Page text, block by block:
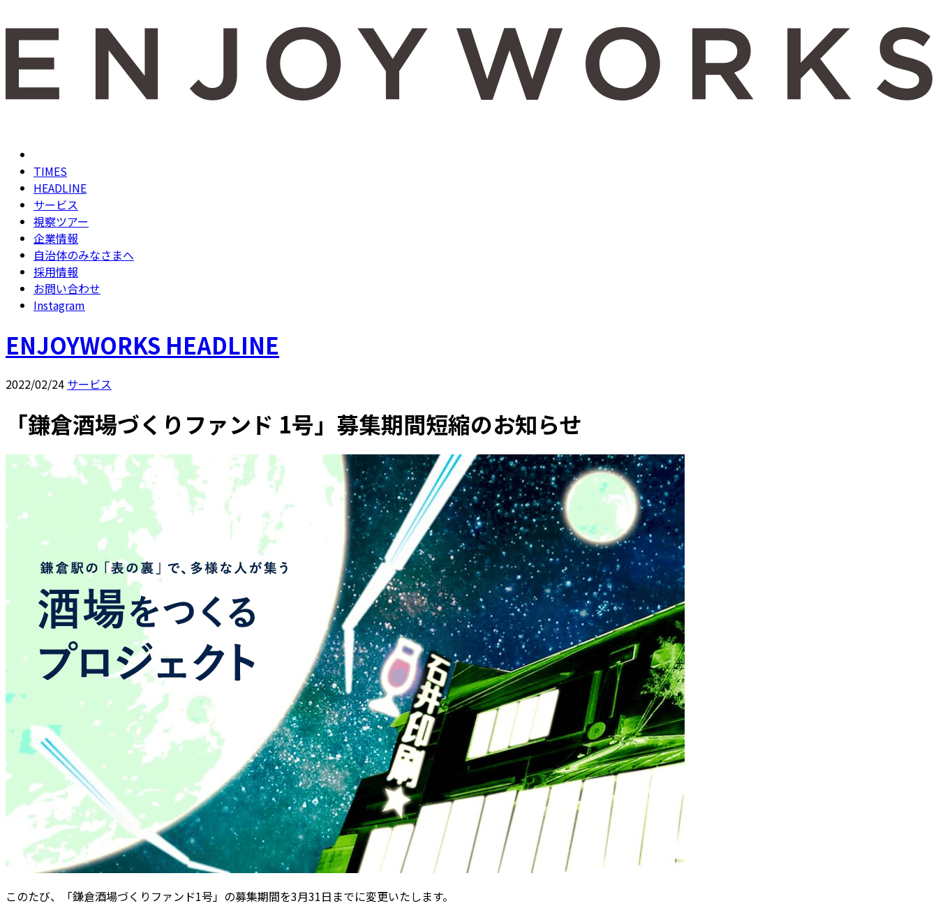
TIMES
HEADLINE
サービス
視察ツアー
企業情報
自治体のみなさまへ
採用情報
お問い合わせ
Instagram
ENJOYWORKS HEADLINE
2022/02/24 サービス
「鎌倉酒場づくりファンド 1号」募集期間短縮のお知らせ
このたび、「鎌倉酒場づくりファンド1号」の募集期間を3月31日までに変更いたします。